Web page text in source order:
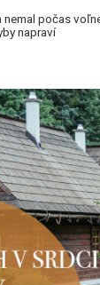
nemal počas
napraví